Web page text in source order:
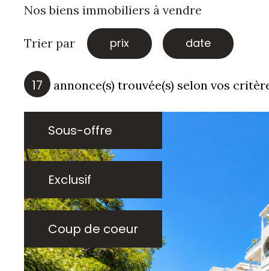
Nos biens immobiliers à vendre
Trier par prix date
17 annonce(s) trouvée(s) selon vos
Sous-offre
Exclusif
Coup de coeur